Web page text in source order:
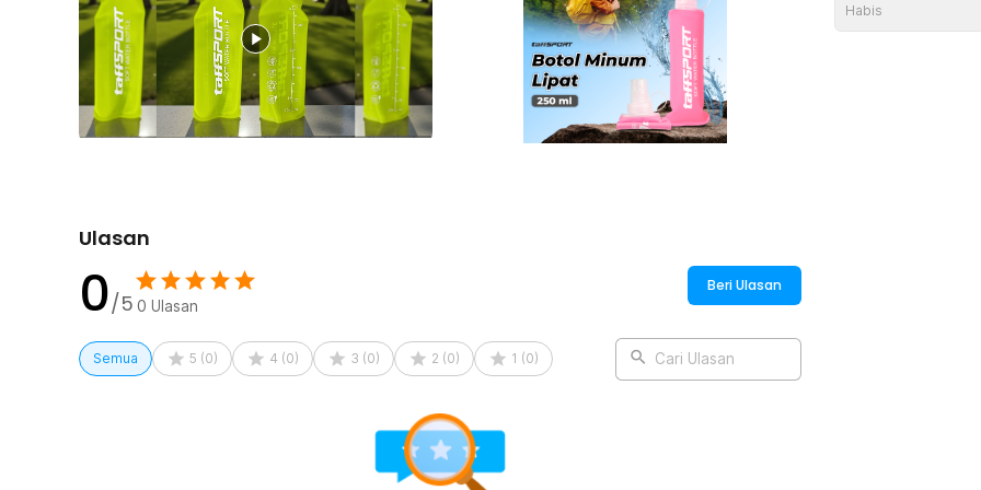
aktivitas Anda. Tersedia dalam ukuran 250 ml yang sangat ringan untuk lari jarak pendek, serta
ukuran 500 ml untuk memenuhi kebutuhan cairan pada sesi latihan yang lebih panjang atau trail
running. Diameter mouthpiece yang proporsional memudahkan Anda saat melakukan pengisian
ulang air atau menambahkan bubuk elektrolit ke dalam botol dengan cepat.
Kelengkapan Produk
Ulasan
0/5 0 Ulasan
Beri Ulasan
Semua 5 (0) 4 (0) 3 (0) 2 (0) 1 (0) Cari Ulasan
Habis